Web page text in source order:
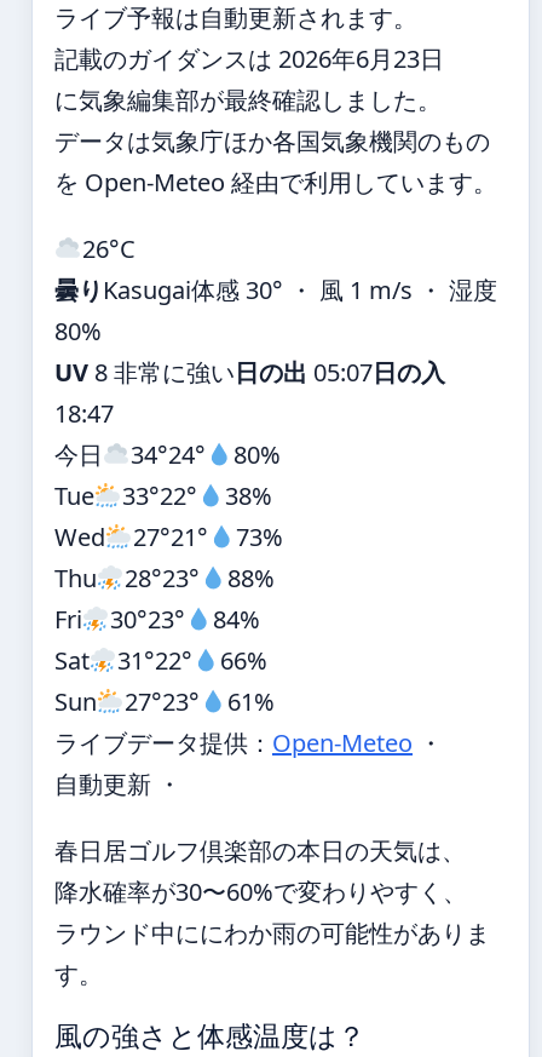
ライブ予報は自動更新されます。
記載のガイダンスは 2026年6月23日
に気象編集部が最終確認しました。
データは気象庁ほか各国気象機関のもの
を Open-Meteo 経由で利用しています。
26°C
曇り Kasugai体感 30° ・ 風 1 m/s ・ 湿度
80%
UV 8 非常に強い日の出 05:07日の入
18:47
今日
34°24°
80%
Tue
33°22°
38%
Wed
27°21°
73%
Thu
28°23°
88%
Fri
30°23°
84%
Sat
31°22°
66%
Sun
27°23°
61%
ライブデータ提供： Open-Meteo ・
自動更新 ・
春日居ゴルフ倶楽部の本日の天気は、
降水確率が30〜60%で変わりやすく、
ラウンド中ににわか雨の可能性がありま
す。
風の強さと体感温度は？